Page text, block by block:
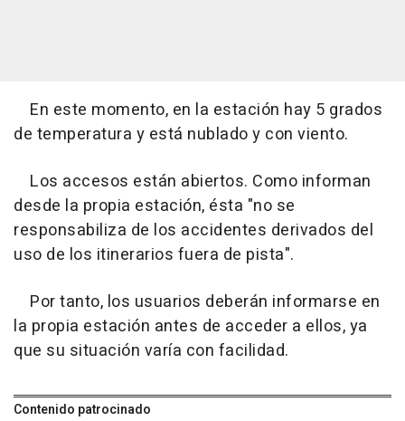
En este momento, en la estación hay 5 grados
de temperatura y está nublado y con viento.
Los accesos están abiertos. Como informan
desde la propia estación, ésta "no se
responsabiliza de los accidentes derivados del
uso de los itinerarios fuera de pista".
Por tanto, los usuarios deberán informarse en
la propia estación antes de acceder a ellos, ya
que su situación varía con facilidad.
Contenido patrocinado